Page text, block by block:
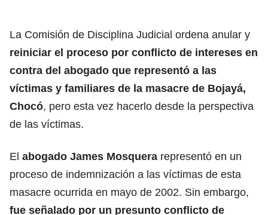
La Comisión de Disciplina Judicial ordena anular y
reiniciar el proceso por conflicto de intereses en
contra del abogado que representó a las
víctimas y familiares de la masacre de Bojayá,
Chocó, pero esta vez hacerlo desde la perspectiva
de las víctimas.
El abogado James Mosquera representó en un
proceso de indemnización a las víctimas de esta
masacre ocurrida en mayo de 2002. Sin embargo,
fue señalado por un presunto conflicto de